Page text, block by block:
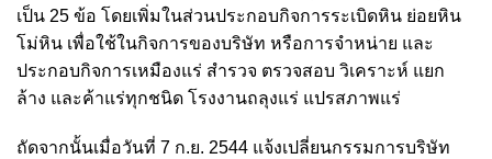
เป็น 25 ข้อ โดยเพิ่มในส่วนประกอบกิจการระเบิดหิน ย่อยหิน
โม่หิน เพื่อใช้ในกิจการของบริษัท หรือการจำหน่าย และ
ประกอบกิจการเหมืองแร่ สำรวจ ตรวจสอบ วิเคราะห์ แยก
ล้าง และค้าแร่ทุกชนิด โรงงานถลุงแร่ แปรสภาพแร่
ถัดจากนั้นเมื่อวันที่ 7 ก.ย. 2544 แจ้งเปลี่ยนกรรมการบริษัท